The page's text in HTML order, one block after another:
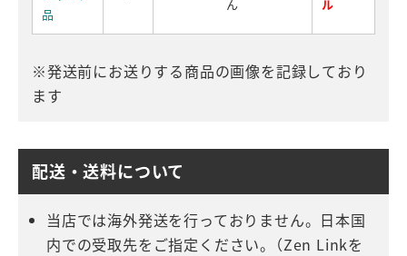
品
ん
ル
※発送前にお送りする商品の画像を記録しており
ます
配送・送料について
当店では海外発送を行っておりません。日本国
内での受取先をご指定ください。（Zen Linkを